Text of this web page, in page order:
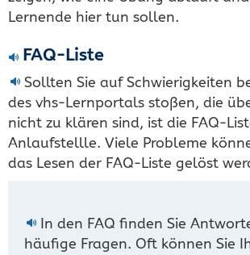
Lernende hier tun sollen.
FAQ-Liste
Sollten Sie auf Schwierigkeiten
des vhs-Lernportals stoßen, die
nicht zu klären sind, ist die FAQ-
Anlaufstellle. Viele Probleme
das Lesen der FAQ-Liste gelöst
In den FAQ finden Sie
häufige Fragen. Oft können Sie